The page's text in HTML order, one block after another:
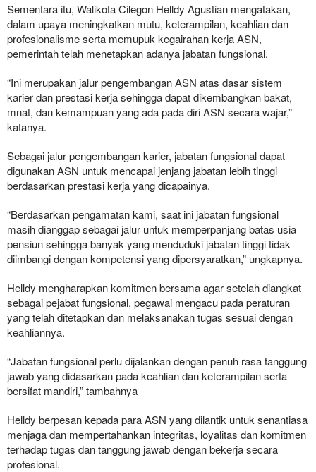
Sementara itu, Walikota Cilegon Helldy Agustian mengatakan,
dalam upaya meningkatkan mutu, keterampilan, keahlian dan
profesionalisme serta memupuk kegairahan kerja ASN,
pemerintah telah menetapkan adanya jabatan fungsional.
“Ini merupakan jalur pengembangan ASN atas dasar sistem
karier dan prestasi kerja sehingga dapat dikembangkan bakat,
mnat, dan kemampuan yang ada pada diri ASN secara wajar,”
katanya.
Sebagai jalur pengembangan karier, jabatan fungsional dapat
digunakan ASN untuk mencapai jenjang jabatan lebih tinggi
berdasarkan prestasi kerja yang dicapainya.
“Berdasarkan pengamatan kami, saat ini jabatan fungsional
masih dianggap sebagai jalur untuk memperpanjang batas usia
pensiun sehingga banyak yang menduduki jabatan tinggi tidak
diimbangi dengan kompetensi yang dipersyaratkan,” ungkapnya.
Helldy mengharapkan komitmen bersama agar setelah diangkat
sebagai pejabat fungsional, pegawai mengacu pada peraturan
yang telah ditetapkan dan melaksanakan tugas sesuai dengan
keahliannya.
“Jabatan fungsional perlu dijalankan dengan penuh rasa tanggung
jawab yang didasarkan pada keahlian dan keterampilan serta
bersifat mandiri,” tambahnya
Helldy berpesan kepada para ASN yang dilantik untuk senantiasa
menjaga dan mempertahankan integritas, loyalitas dan komitmen
terhadap tugas dan tanggung jawab dengan bekerja secara
profesional.